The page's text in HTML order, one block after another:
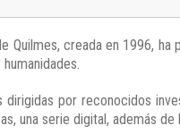
Cuadernos universitarios
Derechos humanos
Ediciones especiales
Géneros
Quilmes, creada en 1996,
por reconocidos
una serie digital, además